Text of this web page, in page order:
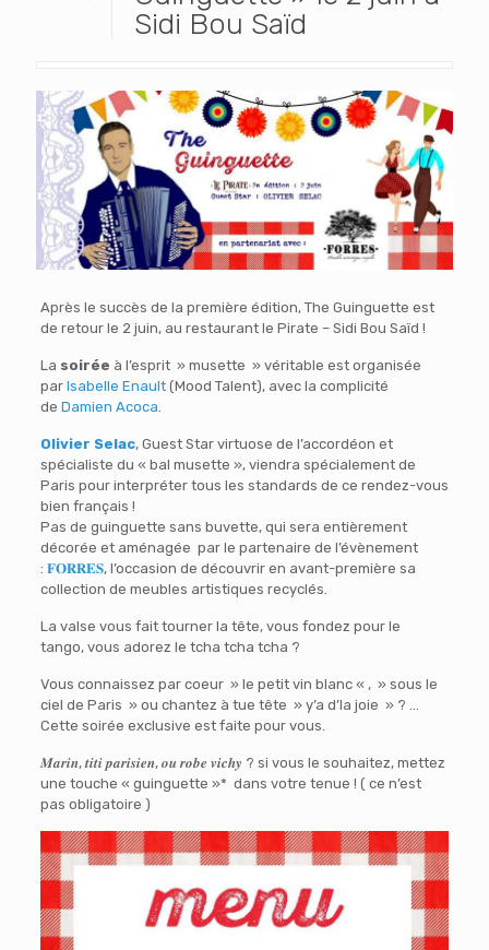
Sidi Bou Saïd
Après le succès de la première édition, The Guinguette est
de retour le 2 juin, au restaurant le Pirate – Sidi Bou Saïd !
La soirée à l’esprit » musette » véritable est organisée
par Isabelle Enault(Mood Talent), avec la complicité
de Damien Acoca
Olivier Selac, Guest Star virtuose de l’accordéon et
spécialiste du « bal musette », viendra spécialement de
Paris pour interpréter tous les standards de ce rendez-vous
bien français !
Pas de guinguette sans buvette, qui sera entièrement
décorée et aménagée par le partenaire de l’évènement
: 𝐅𝐎𝐑𝐑𝐄𝐒, l’occasion de découvrir en avant-première sa
collection de meubles artistiques recyclés.
La valse vous fait tourner la tête, vous fondez pour le
tango, vous adorez le tcha tcha tcha ?
Vous connaissez par coeur » le petit vin blanc « , » sous le
ciel de Paris » ou chantez à tue tête » y’a d’la joie » ? …
Cette soirée exclusive est faite pour vous.
𝑴𝒂𝒓𝒊𝒏, 𝒕𝒊𝒕𝒊 𝒑𝒂𝒓𝒊𝒔𝒊𝒆𝒏, 𝒐𝒖 𝒓𝒐𝒃𝒆 𝒗𝒊𝒄𝒉𝒚 ? si vous le souhaitez, mettez
une touche « guinguette »* dans votre tenue ! ( ce n’est
pas obligatoire )